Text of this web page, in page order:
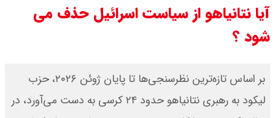
آیا نتانیاهو از سیاست اسرائیل حذف می
شود ؟
بر اساس تازه‌ترین نظرسنجی‌ها تا پایان ژوئن ۲۰۲۶، حزب
لیکود به رهبری نتانیاهو حدود ۲۴ کرسی به دست می‌آورد، در